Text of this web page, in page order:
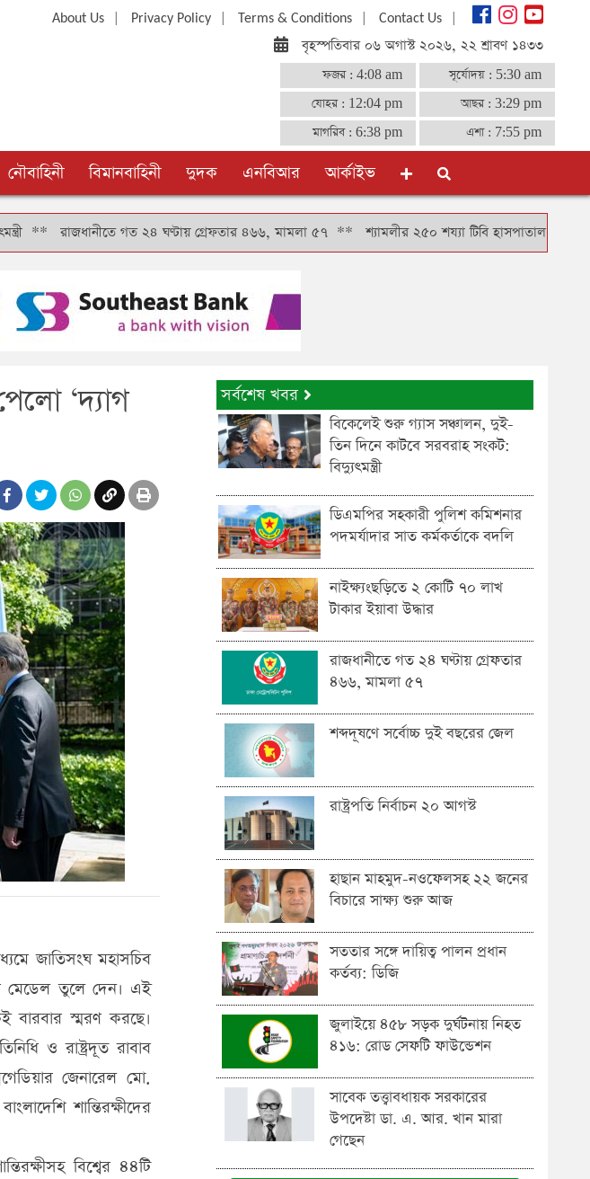
About Us| Privacy Policy| Terms & Conditions| Contact Us|
বৃহস্পতিবার ০৬ অগাস্ট ২০২৬, ২২ শ্রাবণ ১৪৩৩
ফজর : 4:08 am সূর্যোদয় : 5:30 am
যোহর : 12:04 pm আছর : 3:29 pm
মাগরিব : 6:38 pm এশা : 7:55 pm
নৌবাহিনী বিমানবাহিনী দুদক এনবিআর আর্কাইভ
গত ২৪ ঘণ্টায় গ্রেফতার ৪৬৬, মামলা ৫৭**শ্যামলীর ২৫০ শয্যা টিবি হাসপাতাল ব্যবস্থাপনা কমিটির
‘দ্যাগ
জাতিসংঘ মহাসচিব
মেডেল তুলে দেন। এই
বারবার স্মরণ করছে।
ও রাষ্ট্রদূত রাবাব
জেনারেল মো.
শান্তিরক্ষীদের
বিশ্বের ৪৪টি
সর্বশেষ খবর
বিকেলেই শুরু গ্যাস সঞ্চালন, দুই-
তিন দিনে কাটবে সরবরাহ সংকট:
বিদ্যুৎমন্ত্রী
ডিএমপির সহকারী পুলিশ কমিশনার
পদমর্যাদার সাত কর্মকর্তাকে বদলি
নাইক্ষ্যংছড়িতে ২ কোটি ৭০ লাখ
টাকার ইয়াবা উদ্ধার
রাজধানীতে গত ২৪ ঘণ্টায় গ্রেফতার
৪৬৬, মামলা ৫৭
শব্দদূষণে সর্বোচ্চ দুই বছরের জেল
রাষ্ট্রপতি নির্বাচন ২০ আগস্ট
হাছান মাহমুদ-নওফেলসহ ২২ জনের
বিচারে সাক্ষ্য শুরু আজ
সততার সঙ্গে দায়িত্ব পালন প্রধান
কর্তব্য: ডিজি
জুলাইয়ে ৪৫৮ সড়ক দুর্ঘটনায় নিহত
৪১৬: রোড সেফটি ফাউন্ডেশন
সাবেক তত্ত্বাবধায়ক সরকারের
উপদেষ্টা ডা. এ. আর. খান মারা
গেছেন